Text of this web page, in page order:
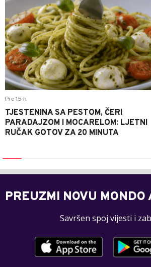
Pre 15 h
TJESTENINA SA PESTOM, ČERI
PARADAJZOM I MOCARELOM: LJETNI
RUČAK GOTOV ZA 20 MINUTA
PREUZMI NOVU
Savršen spoj vijesti i